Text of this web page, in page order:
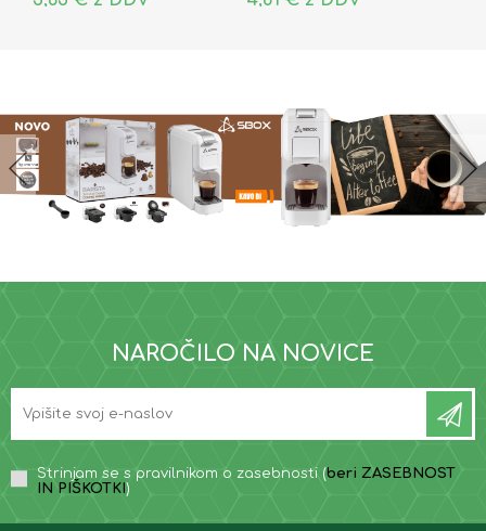
NAROČILO NA NOVICE
Strinjam se s pravilnikom o zasebnosti (beri ZASEBNOST
IN PIŠKOTKI )